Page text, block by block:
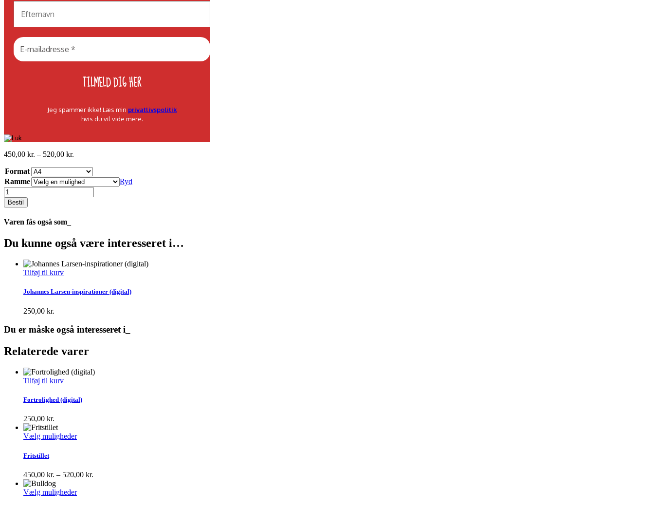
Jeg spammer ikke! Læs min privatlivspolitik
hvis du vil vide mere.
450,00 kr. – 520,00 kr.
520,00 kr.
Format
Ramme
Ryd
Alt
på
ét
af
vis
quantity
Bestil
Varen fås også som_
Du kunne også være interesseret i…
Tilføj til kurv
Johannes Larsen-inspirationer (digital)
250,00 kr.
Du er måske også interesseret i_
Relaterede varer
Tilføj til kurv
Fortrolighed (digital)
250,00 kr.
Vælg mulighederDette
varianter.
Mulighederne
vælges
Fritstillet
450,00 kr. – 520,00 kr.
Vælg mulighederDette